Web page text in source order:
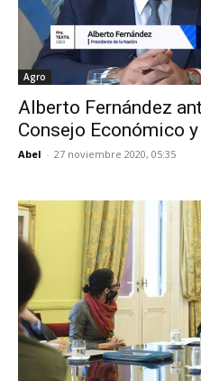
Agro
Alberto Fernández
Consejo Económico
Abel - 27 noviembre 2020, 05:35